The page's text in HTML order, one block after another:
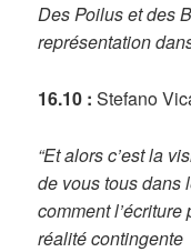
Des Poilus et des
représentation
16.10 : Stefano
“Et alors c’est la
de vous tous dans
comment
réalité contingente